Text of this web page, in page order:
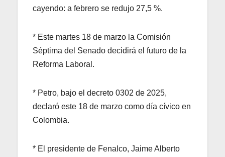
cayendo: a febrero se redujo 27,5 %.
* Este martes 18 de marzo la Comisión
Séptima del Senado decidirá el futuro de la
Reforma Laboral.
* Petro, bajo el decreto 0302 de 2025,
declaró este 18 de marzo como día cívico en
Colombia.
* El presidente de Fenalco, Jaime Alberto